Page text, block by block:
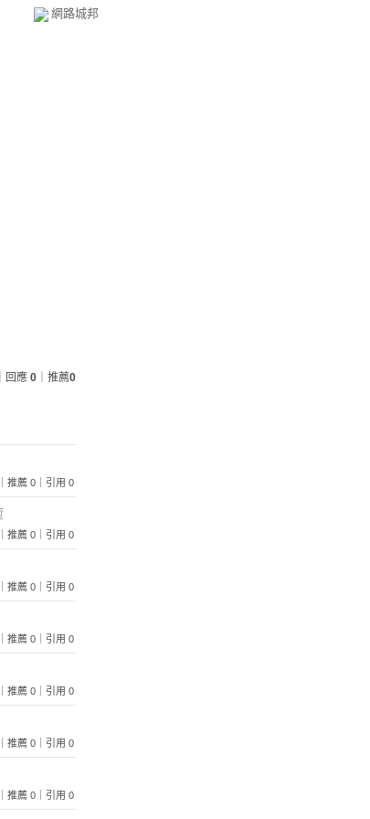
網路城邦
回應 0 ｜推薦0
推薦 0｜引用 0
推薦 0｜引用 0
推薦 0｜引用 0
推薦 0｜引用 0
推薦 0｜引用 0
推薦 0｜引用 0
推薦 0｜引用 0